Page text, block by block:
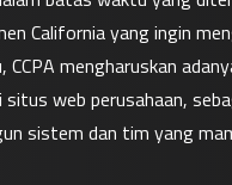
California yang ingin
mengharuskan
web perusahaan,
sistem dan tim yang